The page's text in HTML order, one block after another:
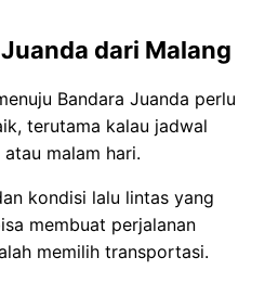
dari Malang
Bandara Juanda perlu
terutama kalau jadwal
malam hari.
kondisi lalu lintas yang
membuat perjalanan
memilih transportasi.